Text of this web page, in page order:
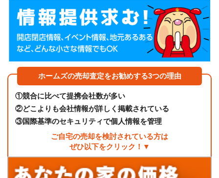
ホームズの売却査定をお勧めする3つの理由
①競合に比べて提携会社数が多い
②どこよりも会社情報が詳しく掲載されている
③国際基準のセキュリティで個人情報を管理
ご自宅の売却を検討されている方は
ぜひ以下をクリック！▼